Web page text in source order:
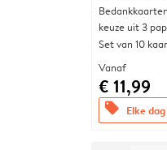
keuze uit 3
Set van 10
Vanaf
€ 11,99
offers Elke